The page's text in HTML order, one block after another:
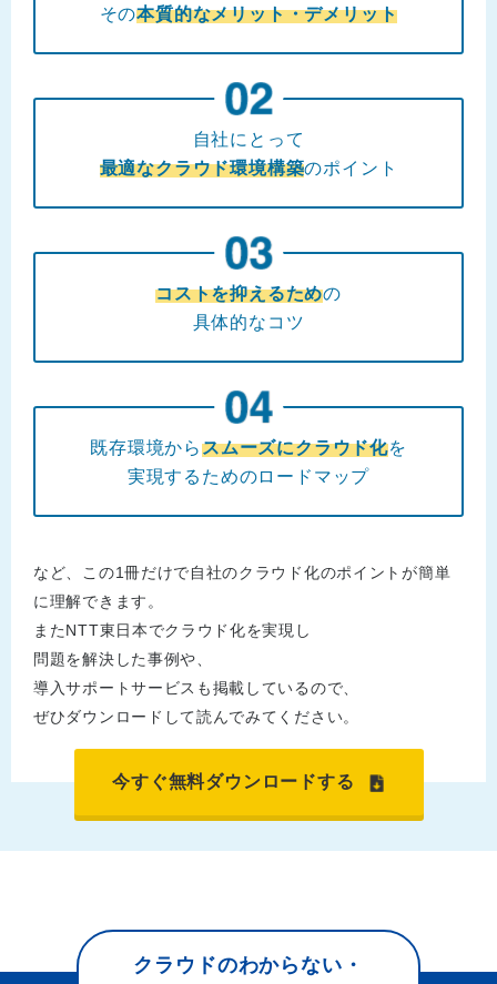
その本質的なメリット・デメリット
自社にとって
最適なクラウド環境構築のポイント
コストを抑えるための
具体的なコツ
既存環境からスムーズにクラウド化を
実現するためのロードマップ
など、この1冊だけで自社のクラウド化のポイントが簡単
に理解できます。
またNTT東日本でクラウド化を実現し
問題を解決した事例や、
導入サポートサービスも掲載しているので、
ぜひダウンロードして読んでみてください。
今すぐ無料ダウンロードする
クラウドのわからない・